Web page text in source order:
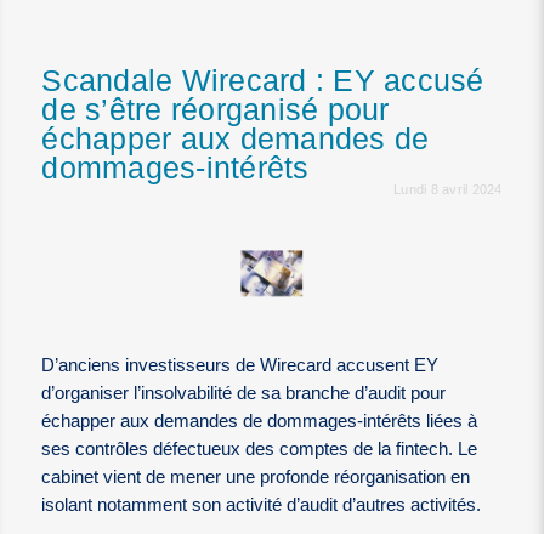
Scandale Wirecard : EY accusé
de s’être réorganisé pour
échapper aux demandes de
dommages-intérêts
Lundi 8 avril 2024
D’anciens investisseurs de Wirecard accusent EY
d’organiser l’insolvabilité de sa branche d’audit pour
échapper aux demandes de dommages-intérêts liées à
ses contrôles défectueux des comptes de la fintech. Le
cabinet vient de mener une profonde réorganisation en
isolant notamment son activité d’audit d’autres activités.